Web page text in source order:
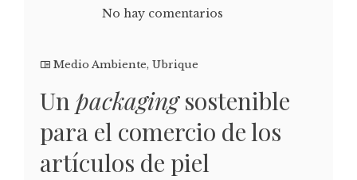
No hay comentarios
Medio Ambiente, Ubrique
Un packagingsostenible
para el comercio de los
artículos de piel